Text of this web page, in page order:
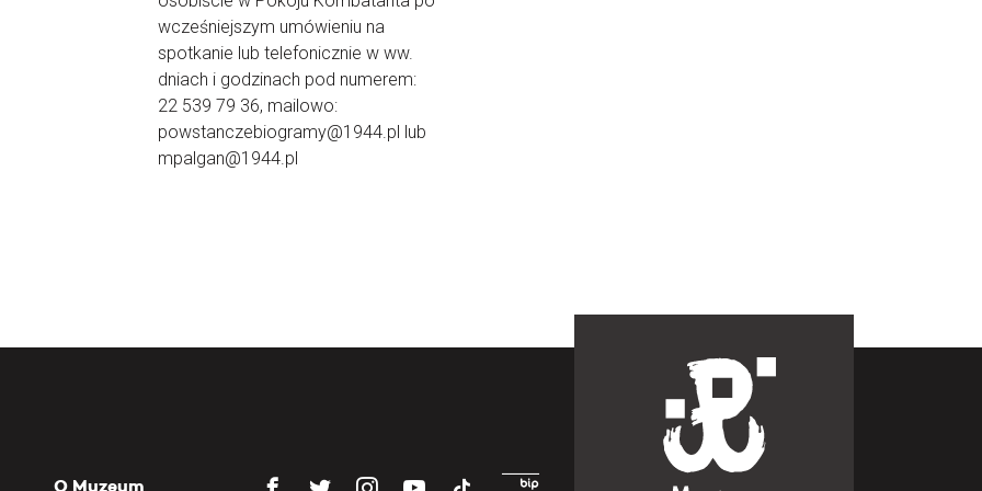
wcześniejszym umówieniu na
spotkanie lub telefonicznie w ww.
dniach i godzinach pod numerem:
22 539 79 36, mailowo:
powstanczebiogramy@1944.pl lub
mpalgan@1944.pl
O Muzeum